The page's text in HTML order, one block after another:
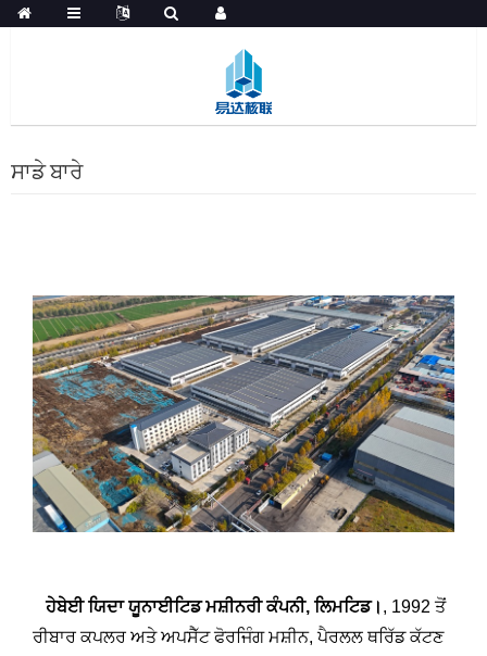
ਸਾਡੇ ਬਾਰੇ
ਹੇਬੇਈ ਯਿਦਾ ਯੂਨਾਈਟਿਡ ਮਸ਼ੀਨਰੀ ਕੰਪਨੀ, ਲਿਮਟਿਡ। , 1992 ਤੋਂ
ਰੀਬਾਰ ਕਪਲਰ ਅਤੇ ਅਪਸੈੱਟ ਫੋਰਜਿੰਗ ਮਸ਼ੀਨ, ਪੈਰਲਲ ਥਰਿੱਡ ਕੱਟਣ